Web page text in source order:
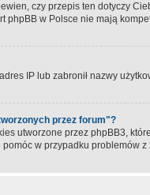
czy przepis ten dotyczy
phpBB w Polsce nie mają
IP lub zabronił nazwy
przez forum"?
utworzone przez phpBB3,
w przypadku problemów